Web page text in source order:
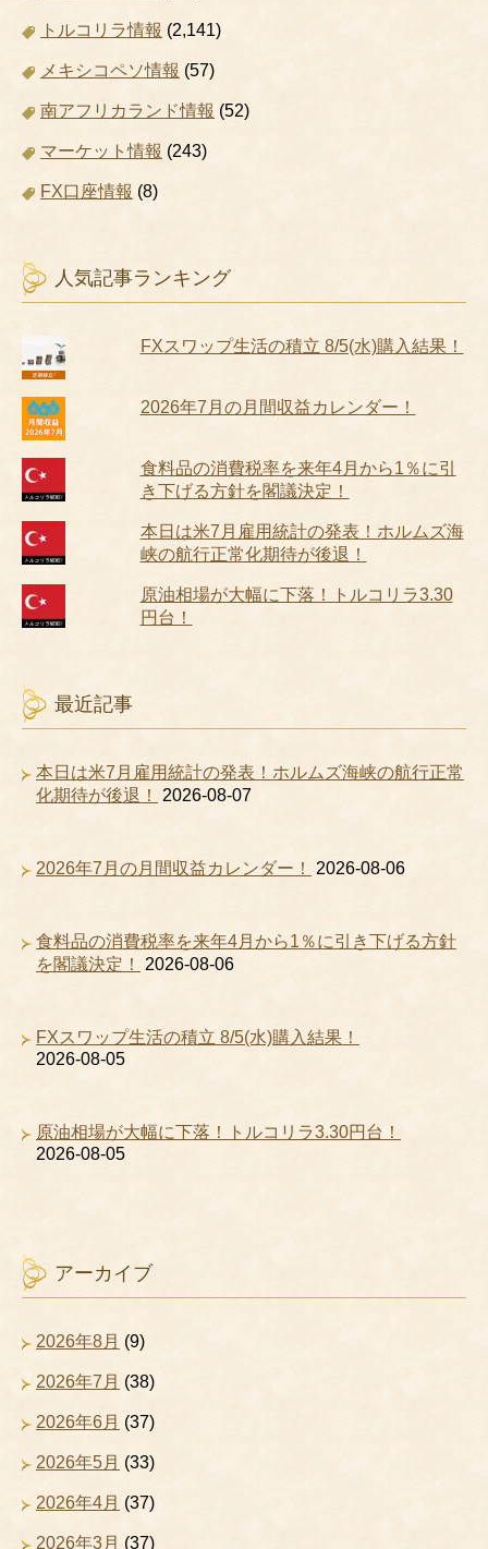
トルコリラ情報 (2,141)
メキシコペソ情報 (57)
南アフリカランド情報 (52)
マーケット情報 (243)
FX口座情報 (8)
人気記事ランキング
FXスワップ生活の積立 8/5(水)購入結果！
2026年7月の月間収益カレンダー！
食料品の消費税率を来年4月から1％に引
き下げる方針を閣議決定！
本日は米7月雇用統計の発表！ホルムズ海
峡の航行正常化期待が後退！
原油相場が大幅に下落！トルコリラ3.30
円台！
最近記事
本日は米7月雇用統計の発表！ホルムズ海峡の航行正常
化期待が後退！
2026-08-07
2026年7月の月間収益カレンダー！ 2026-08-06
食料品の消費税率を来年4月から1％に引き下げる方針
を閣議決定！
2026-08-06
FXスワップ生活の積立 8/5(水)購入結果！
2026-08-05
原油相場が大幅に下落！トルコリラ3.30円台！
2026-08-05
アーカイブ
2026年8月 (9)
2026年7月 (38)
2026年6月 (37)
2026年5月 (33)
2026年4月 (37)
2026年3月 (37)